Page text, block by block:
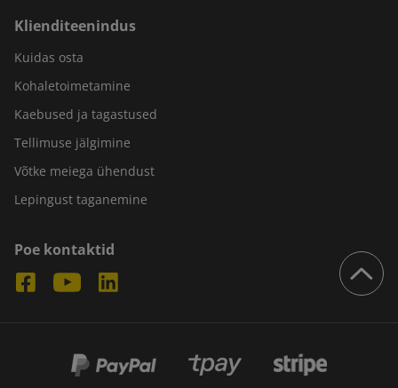
Klienditeenindus
Kuidas osta
Kohaletoimetamine
Kaebused ja tagastused
Tellimuse jälgimine
Võtke meiega ühendust
Lepingust taganemine
Poe kontaktid